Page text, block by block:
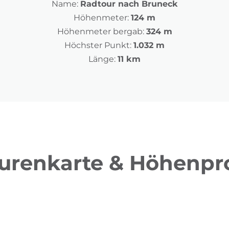
Name: Radtour nach Bruneck
Höhenmeter: 124 m
Höhenmeter bergab: 324 m
Höchster Punkt: 1.032 m
Länge: 11 km
&